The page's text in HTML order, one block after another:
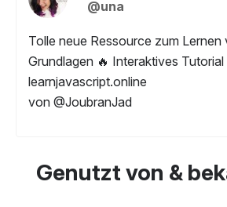
@una
Tolle neue Ressource zum Lernen
Grundlagen 🔥 Interaktives
learnjavascript.online
von @JoubranJad
Genutzt von &